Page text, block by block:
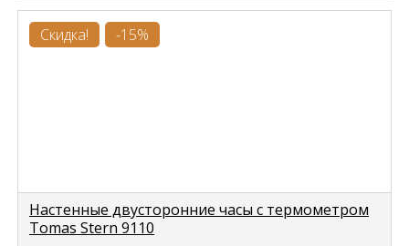
Скидка! -15%
Настенные двусторонние часы с термометром
Tomas Stern 9110